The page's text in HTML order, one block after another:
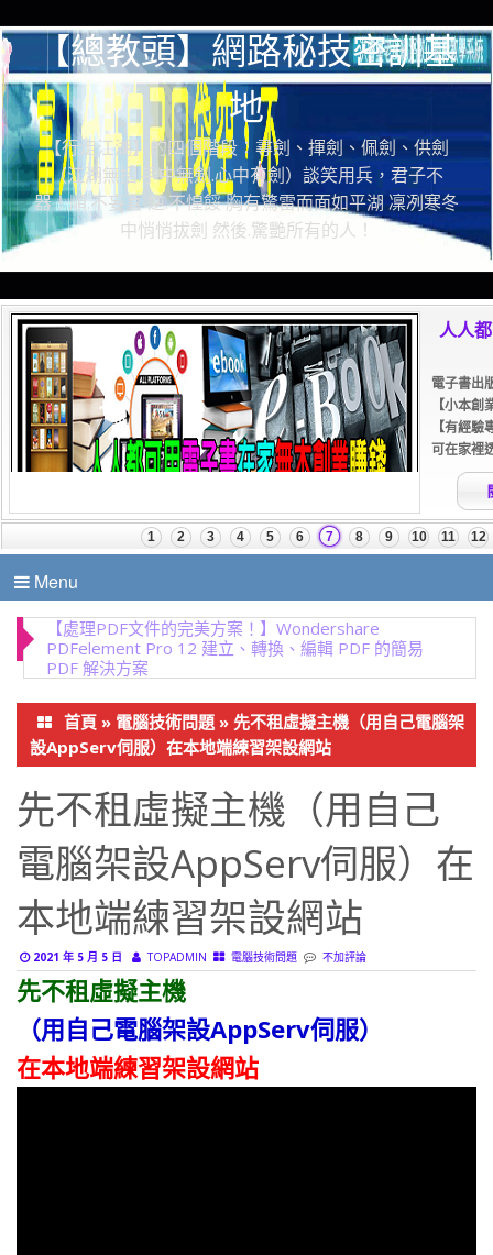
【總教頭】網路秘技密訓基
地
【行走江湖】的四個階段：尋劍、揮劍、佩劍、供劍
（江湖無招.手中無劍.心中有劍）談笑用兵，君子不
器！順.不妄喜 逆.不惶餒 胸有驚雷而面如平湖 凜冽寒冬
中悄悄拔劍 然後.驚艷所有的人！
Menu
【終極多功能視訊解決方案】Wondershare
UniConverter 17.4.5.648 完美影片轉換
首頁»電腦技術問題»先不租虛擬主機（用自己電腦架
設AppServ伺服）在本地端練習架設網站
先不租虛擬主機（用自己
電腦架設AppServ伺服）在
本地端練習架設網站
2021 年 5 月 5 日 TOPADMIN 電腦技術問題 不加評論
先不租虛擬主機
（用自己電腦架設AppServ伺服）
在本地端練習架設網站